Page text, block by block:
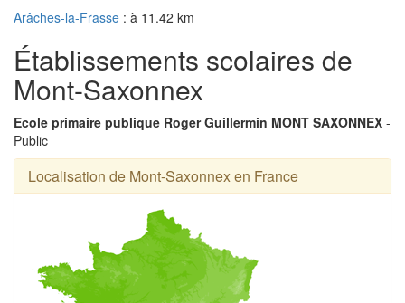
Arâches-la-Frasse : à 11.42 km
Établissements scolaires de
Mont-Saxonnex
Ecole primaire publique Roger Guillermin MONT SAXONNEX -
Public
Localisation de Mont-Saxonnex en France